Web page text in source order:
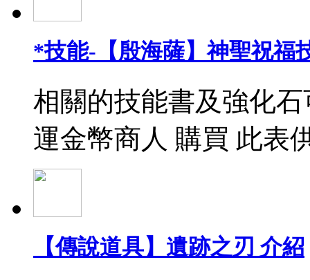
*技能-【殷海薩】神聖祝福
相關的技能書及強化
運金幣商人 購買 此表
【傳說道具】遺跡之刃 介紹